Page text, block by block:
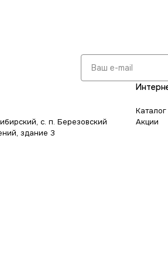
с. п. Березовский
здание 3
Каталог
Акции